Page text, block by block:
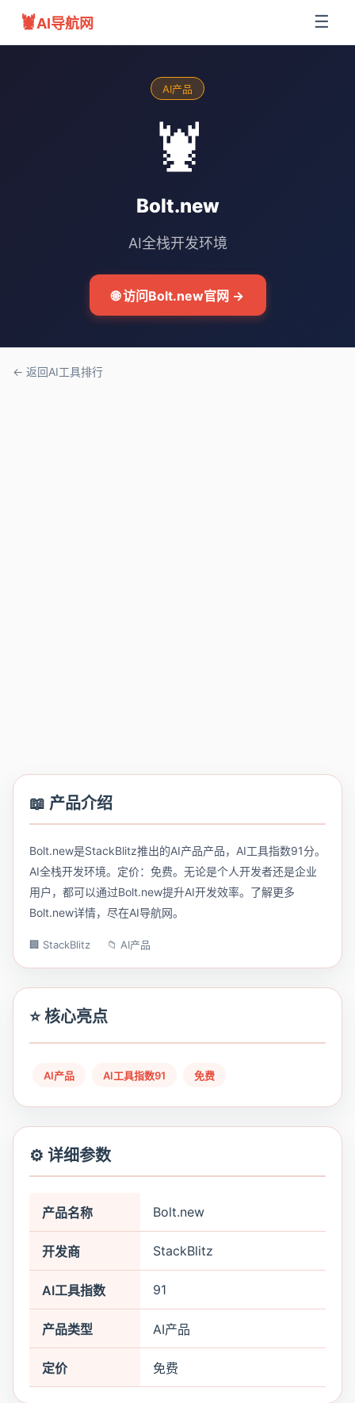
🦞AI导航网 ☰
AI产品
🦞
Bolt.new
AI全栈开发环境
🌐 访问Bolt.new官网 →
← 返回AI工具排行
📖 产品介绍
Bolt.new是StackBlitz推出的AI产品产品，AI工具指数91分。
AI全栈开发环境。定价：免费。无论是个人开发者还是企业
用户，都可以通过Bolt.new提升AI开发效率。了解更多
Bolt.new详情，尽在AI导航网。
🏢 StackBlitz 📁 AI产品
⭐ 核心亮点
AI产品 AI工具指数91 免费
⚙️ 详细参数
产品名称 Bolt.new
开发商 StackBlitz
AI工具指数 91
产品类型 AI产品
定价 免费